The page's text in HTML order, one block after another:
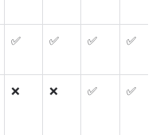
✅ ✅ ✅ ✅
❌ ❌ ✅ ✅